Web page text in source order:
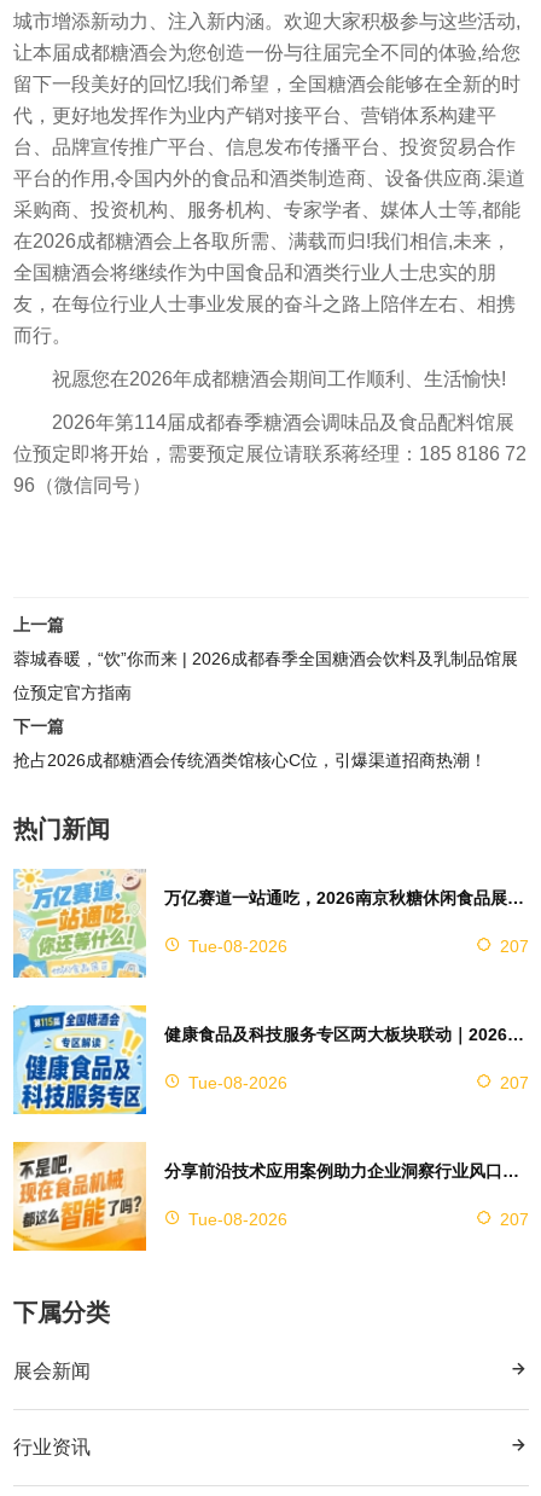
城市增添新动力、注入新内涵。欢迎大家积极参与这些活动,
让本届成都糖酒会为您创造一份与往届完全不同的体验,给您
留下一段美好的回忆!我们希望，全国糖酒会能够在全新的时
代，更好地发挥作为业内产销对接平台、营销体系构建平
台、品牌宣传推广平台、信息发布传播平台、投资贸易合作
平台的作用,令国内外的食品和酒类制造商、设备供应商.渠道
采购商、投资机构、服务机构、专家学者、媒体人士等,都能
在2026成都糖酒会上各取所需、满载而归!我们相信,未来，
全国糖酒会将继续作为中国食品和酒类行业人士忠实的朋
友，在每位行业人士事业发展的奋斗之路上陪伴左右、相携
而行。
祝愿您在2026年成都糖酒会期间工作顺利、生活愉快!
2026年第114届成都春季糖酒会调味品及食品配料馆展
位预定即将开始，需要预定展位请联系蒋经理：185 8186 72
96（微信同号）
上一篇
蓉城春暖，“饮”你而来 | 2026成都春季全国糖酒会饮料及乳制品馆展
位预定官方指南
下一篇
抢占2026成都糖酒会传统酒类馆核心C位，引爆渠道招商热潮！
热门新闻
万亿赛道一站通吃，2026南京秋糖休闲食品展区4万㎡超大展馆等你来占位
Tue-08-2026 207
健康食品及科技服务专区两大板块联动｜2026南京秋糖实现双向赋能助力企业对接技术资源
Tue-08-2026 207
分享前沿技术应用案例助力企业洞察行业风口，2026南京秋糖9号馆赋能创新
Tue-08-2026 207
下属分类
展会新闻
行业资讯